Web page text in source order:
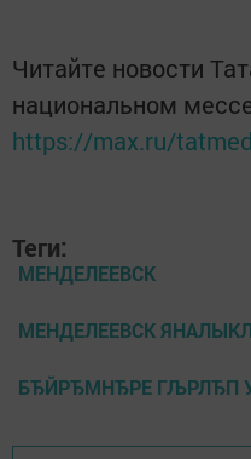
Читайте новости
национальном
https://max.ru/
Теги:
МЕНДЕЛЕЕВСК
МЕНДЕЛЕЕВСК
БЂЙРЂМНЂРЕ ГЉРЛЂП